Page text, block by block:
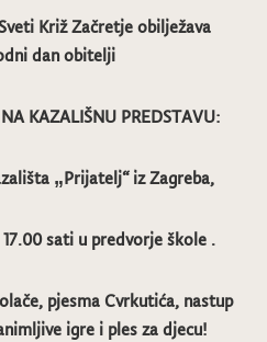
Križ Začretje obilježava
dan obitelji
KAZALIŠNU PREDSTAVU:
„Prijatelj“ iz Zagreba,
sati u predvorje škole .
pjesma Cvrkutića, nastup
igre i ples za djecu!